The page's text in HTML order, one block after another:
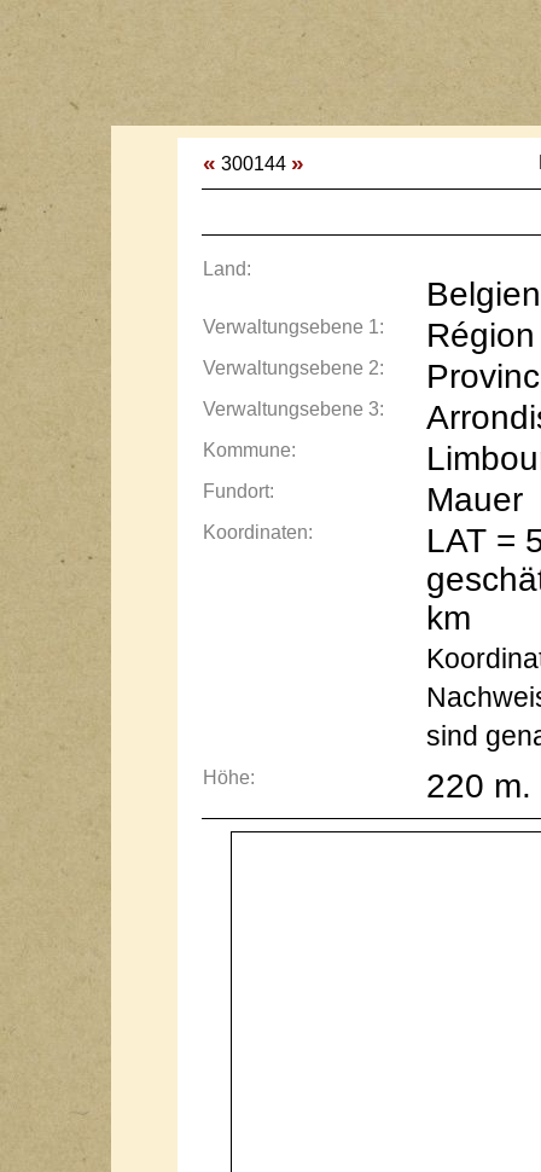
« 300144 »
Land:
Belgien
Verwaltungsebene 1:
Verwaltungsebene 2:
Verwaltungsebene 3:
Kommune:
Fundort: Mauer
Koordinaten:
LAT =
km
sind
Höhe: 220 m.